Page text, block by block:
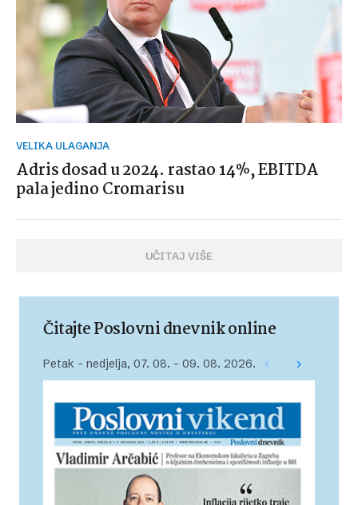
VELIKA ULAGANJA
Adris dosad u 2024. rastao 14%, EBITDA
pala jedino Cromarisu
UČITAJ VIŠE
Čitajte Poslovni dnevnik online
Petak – nedjelja, 07. 08. – 09. 08. 2026.